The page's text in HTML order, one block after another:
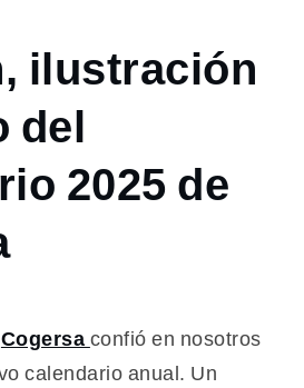
ilustración
del
2025 de
Cogersa confió en nosotros
calendario anual. Un